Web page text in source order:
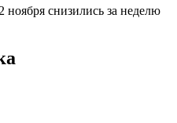
снизились за неделю